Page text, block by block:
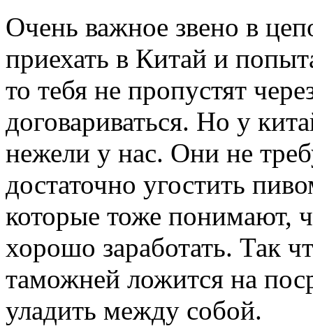
Очень важное звено в
приехать в Китай и
то тебя не пропустят
договариваться. Но у
нежели у нас. Они не
достаточно угостить
которые тоже понимают,
хорошо заработать. Так
таможней ложится на
уладить между собой.